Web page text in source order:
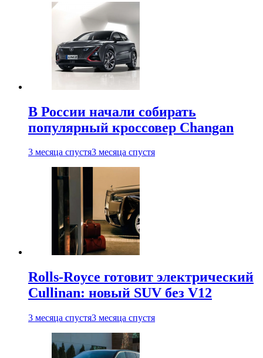
В России начали собирать
популярный кроссовер Changan
3 месяца спустя3 месяца спустя
Rolls-Royce готовит электрический
Cullinan: новый SUV без V12
3 месяца спустя3 месяца спустя